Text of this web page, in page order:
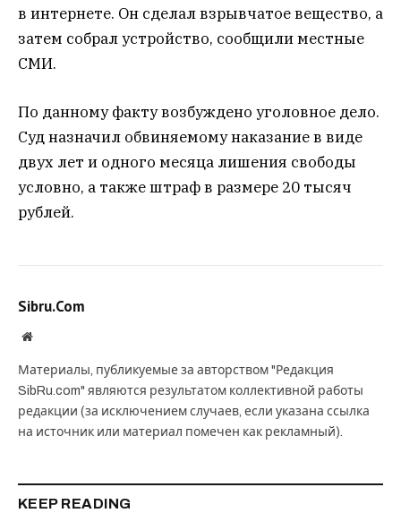
в интернете. Он сделал взрывчатое вещество, а
затем собрал устройство, сообщили местные
СМИ.
По данному факту возбуждено уголовное дело.
Суд назначил обвиняемому наказание в виде
двух лет и одного месяца лишения свободы
условно, а также штраф в размере 20 тысяч
рублей.
Sibru.Com
Website
Материалы, публикуемые за авторством "Редакция
SibRu.com" являются результатом коллективной работы
редакции (за исключением случаев, если указана ссылка
на источник или материал помечен как рекламный).
KEEP READING